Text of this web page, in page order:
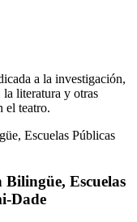
a la investigación,
literatura y otras
el teatro.
Escuelas
Dade